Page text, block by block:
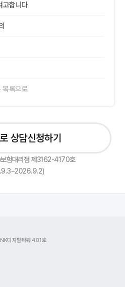
고합니다
목록으로
상담신청하기
보험대리점 제3162-4170호
디지털타워 401호